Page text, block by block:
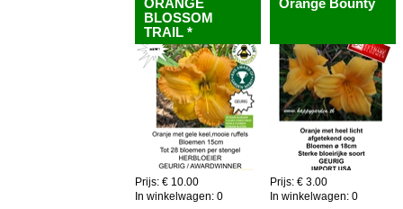
ORANGE
BLOSSOM
TRAIL *
Prijs: € 10.00
In winkelwagen: 0
Orange Bounty
Prijs: € 3.00
In winkelwagen: 0